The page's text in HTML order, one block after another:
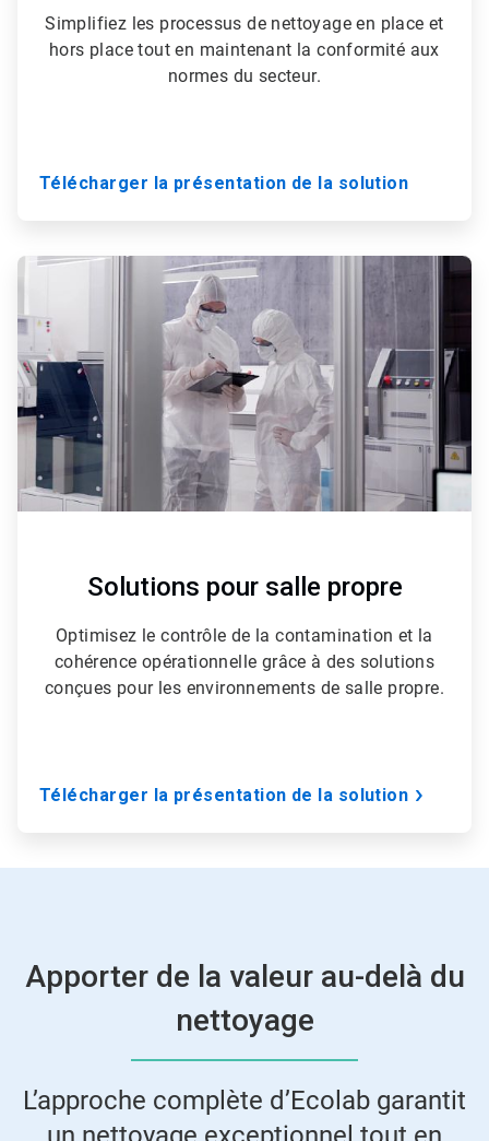
Simplifiez les processus de nettoyage en place et
hors place tout en maintenant la conformité aux
normes du secteur.
Télécharger la présentation de la solution
ArticleTile
Solutions pour salle propre
Optimisez le contrôle de la contamination et la
cohérence opérationnelle grâce à des solutions
conçues pour les environnements de salle propre.
Télécharger la présentation de la solution
Apporter de la valeur au-delà du
nettoyage
L’approche complète d’Ecolab garantit